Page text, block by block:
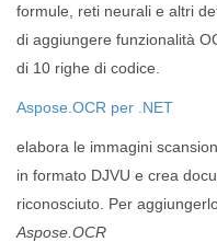
formule, reti neurali e altri
di aggiungere funzionalità
di 10 righe di codice.
Aspose.OCR per .NET
elabora le immagini
in formato DJVU e crea
riconosciuto. Per
Aspose.OCR